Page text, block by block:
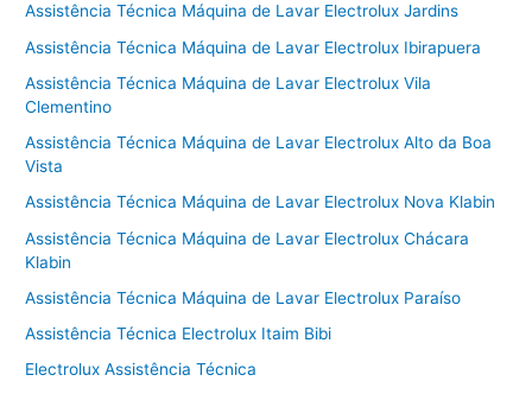
Assistência Técnica Máquina de Lavar Electrolux Jardins
Assistência Técnica Máquina de Lavar Electrolux Ibirapuera
Assistência Técnica Máquina de Lavar Electrolux Vila
Clementino
Assistência Técnica Máquina de Lavar Electrolux Alto da Boa
Vista
Assistência Técnica Máquina de Lavar Electrolux Nova Klabin
Assistência Técnica Máquina de Lavar Electrolux Chácara
Klabin
Assistência Técnica Máquina de Lavar Electrolux Paraíso
Assistência Técnica Electrolux Itaim Bibi
Electrolux Assistência Técnica